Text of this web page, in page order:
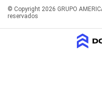
Básquet
San Juan 8
© Copyright 2026 GRUPO
reservados